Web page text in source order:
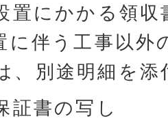
置にかかる領収
に伴う工事以外
、別途明細を
証書の写し